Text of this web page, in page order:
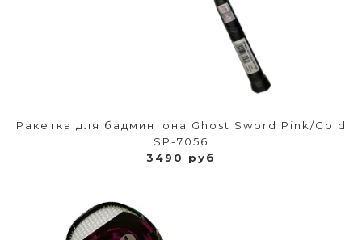
Ракетка для бадминтона Ghost Sword Pink/Gold
SP-7056
3490 руб